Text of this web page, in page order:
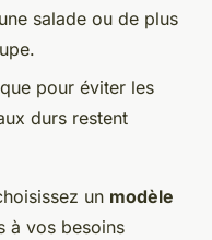
salade ou de plus
pour éviter les
durs restent
un modèle
à vos besoins